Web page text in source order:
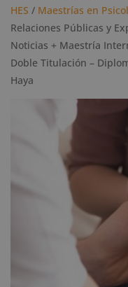
HES / Maestrías en
Relaciones Públicas y
Noticias + Maestría
Doble Titulación –
Haya